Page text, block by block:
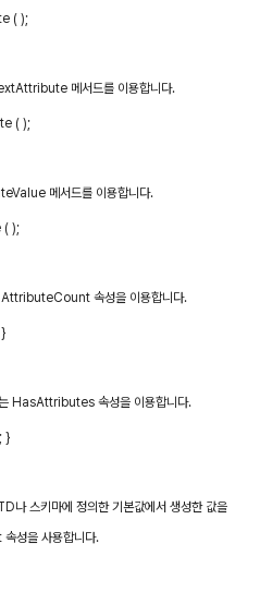
( );
메서드를 이용합니다.
( );
메서드를 이용합니다.
( );
AttributeCount속성을 이용합니다.
HasAttributes속성을 이용합니다.
}
나 스키마에 정의한 기본값에서 생성한 값을
속성을 사용합니다.